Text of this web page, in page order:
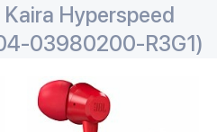
Kaira Hyperspeed
03980200-R3G1)